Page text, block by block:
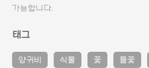
가능합니다.
태그
양귀비 식물 꽃 들꽃